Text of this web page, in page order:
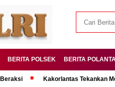
BERITA POLSEK BERITA
Kakorlantas Tekankan Mental